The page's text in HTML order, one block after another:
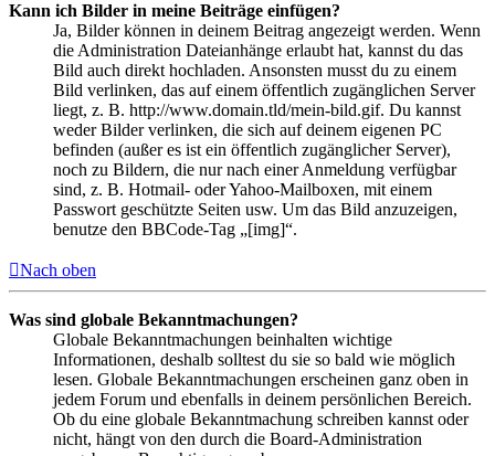
Kann ich Bilder in meine Beiträge einfügen?
Ja, Bilder können in deinem Beitrag angezeigt werden. Wenn
die Administration Dateianhänge erlaubt hat, kannst du das
Bild auch direkt hochladen. Ansonsten musst du zu einem
Bild verlinken, das auf einem öffentlich zugänglichen Server
liegt, z. B. http://www.domain.tld/mein-bild.gif. Du kannst
weder Bilder verlinken, die sich auf deinem eigenen PC
befinden (außer es ist ein öffentlich zugänglicher Server),
noch zu Bildern, die nur nach einer Anmeldung verfügbar
sind, z. B. Hotmail- oder Yahoo-Mailboxen, mit einem
Passwort geschützte Seiten usw. Um das Bild anzuzeigen,
benutze den BBCode-Tag „[img]“.
Nach oben
Was sind globale Bekanntmachungen?
Globale Bekanntmachungen beinhalten wichtige
Informationen, deshalb solltest du sie so bald wie möglich
lesen. Globale Bekanntmachungen erscheinen ganz oben in
jedem Forum und ebenfalls in deinem persönlichen Bereich.
Ob du eine globale Bekanntmachung schreiben kannst oder
nicht, hängt von den durch die Board-Administration